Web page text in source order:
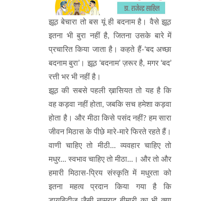
झूठ बेचारा तो बस यूं ही बदनाम है। वैसे झूठ
इतना भी बुरा नहीं है, जितना उसके बारे में
प्रचारित किया जाता है। कहते हैं-‘बद अच्छा
बदनाम बुरा’। झूठ ‘बदनाम’ ज़रूर है, मगर ‘बद’
रत्ती भर भी नहीं है।
झूठ की सबसे पहली ख़ासियत तो यह है कि
वह कड़वा नहीं होता, जबकि सच हमेशा कड़वा
होता है। और मीठा किसे पसंद नहीं? हम सारा
जीवन मिठास के पीछे मारे-मारे फिरते रहते हैं।
वाणी चाहिए तो मीठी... व्यवहार चाहिए तो
मधुर... स्वभाव चाहिए तो मीठा...। और तो और
हमारी मिठास-प्रिय संस्कृति में मधुरता को
इतना महत्व प्रदान किया गया है कि